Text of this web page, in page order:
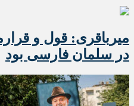
میرباقری: قول و
در سلمان فارسی بود